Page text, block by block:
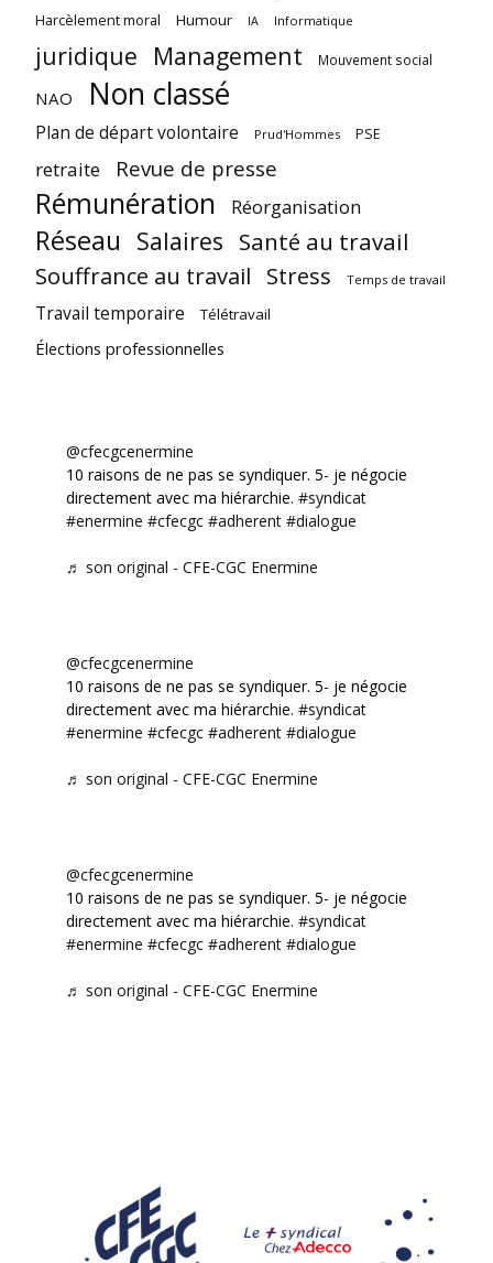
Harcèlement moral Humour IA Informatique
juridique Management Mouvement social
NAO Non classé
Plan de départ volontaire Prud'Hommes PSE
retraite Revue de presse
Rémunération Réorganisation
Réseau Salaires Santé au travail
Souffrance au travail Stress Temps de travail
Travail temporaire Télétravail
Élections professionnelles
@cfecgcenermine
10 raisons de ne pas se syndiquer. 5- je négocie
directement avec ma hiérarchie. #syndicat
#enermine #cfecgc #adherent #dialogue
♬ son original - CFE-CGC Enermine
@cfecgcenermine
10 raisons de ne pas se syndiquer. 5- je négocie
directement avec ma hiérarchie. #syndicat
#enermine #cfecgc #adherent #dialogue
♬ son original - CFE-CGC Enermine
@cfecgcenermine
10 raisons de ne pas se syndiquer. 5- je négocie
directement avec ma hiérarchie. #syndicat
#enermine #cfecgc #adherent #dialogue
♬ son original - CFE-CGC Enermine